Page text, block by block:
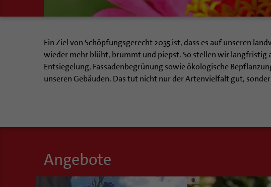
Ein Ziel von Schöpfungsgerecht 2035 ist, dass es auf unseren
wieder mehr blüht, brummt und piepst. So stellen wir
Entsiegelung, Fassadenbegrünung sowie ökologische
unseren Gebäuden. Das tut nicht nur der Artenvielfalt gut,
Angebote
©